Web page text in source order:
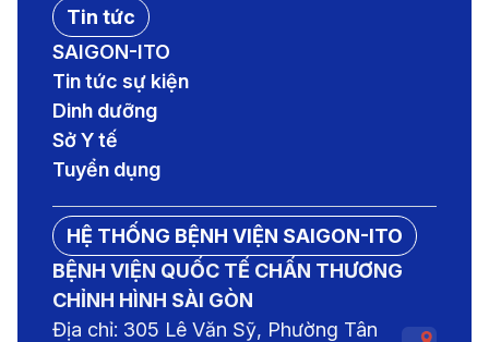
Tin tức
SAIGON-ITO
Tin tức sự kiện
Dinh dưỡng
Sở Y tế
Tuyển dụng
HỆ THỐNG BỆNH VIỆN SAIGON-ITO
BỆNH VIỆN QUỐC TẾ CHẤN THƯƠNG
CHỈNH HÌNH SÀI GÒN
Địa chỉ: 305 Lê Văn Sỹ, Phường Tân